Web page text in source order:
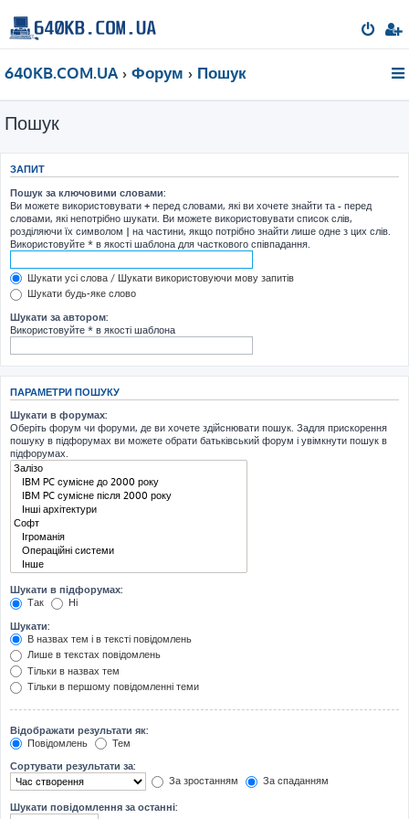
640KB.COM.UA Форум Пошук
Пошук
ЗАПИТ
Пошук за ключовими словами:
Ви можете використовувати + перед словами, які ви хочете знайти та - перед
словами, які непотрібно шукати. Ви можете використовувати список слів,
розділяючи їх символом | на частини, якщо потрібно знайти лише одне з цих слів.
Використовуйте * в якості шаблона для часткового співпадання.
Шукати усі слова / Шукати використовуючи мову запитів
Шукати будь-яке слово
Шукати за автором:
Використовуйте * в якості шаблона
ПАРАМЕТРИ ПОШУКУ
Шукати в форумах:
Оберіть форум чи форуми, де ви хочете здійснювати пошук. Задля прискорення
пошуку в підфорумах ви можете обрати батьківський форум і увімкнути пошук в
підфорумах.
Шукати в підфорумах:
Так
Ні
Шукати:
В назвах тем і в тексті повідомлень
Лише в текстах повідомлень
Тільки в назвах тем
Тільки в першому повідомленні теми
Відображати результати як:
Повідомлень
Тем
Сортувати результати за:
За зростанням
За спаданням
Шукати повідомлення за останні: